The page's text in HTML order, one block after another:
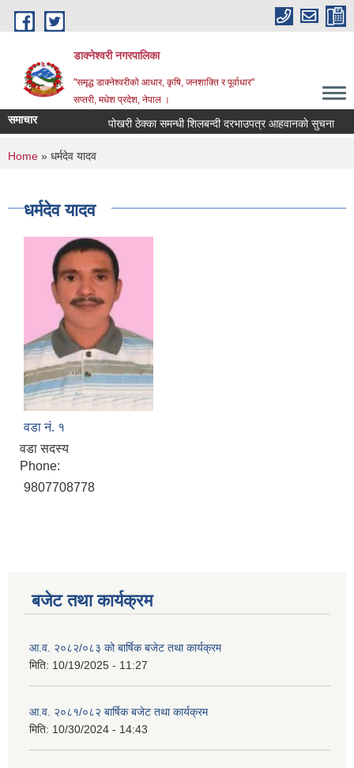
Skip to main content
डाक्नेश्वरी नगरपालिका
"समृद्ध डाक्नेश्वरीको आधार, कृषि, जनशाक्ति र पूर्वाधार"
सप्तरी, मधेश प्रदेश, नेपाल ।
समाचार पोखरी ठेक्का समन्धी शिलबन्दी दरभाउपत्र आहवानकाे सुचना
You are here
Home » धर्मदेव यादव
धर्मदेव यादव
वडा नं. १
वडा सदस्य
Phone:
9807708778
बजेट तथा कार्यक्रम
आ.व. २०८२/०८३ को बार्षिक बजेट तथा कार्यक्रम
मिति: 10/19/2025 - 11:27
आ.व. २०८१/०८२ बार्षिक बजेट तथा कार्यक्रम
मिति: 10/30/2024 - 14:43